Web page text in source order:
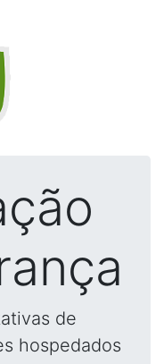
de
hospedados